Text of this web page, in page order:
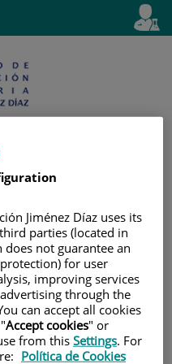
activo
es
Jiménez Díaz uses its
parties (located in
not guarantee an
for user
improving services
through the
can accept all cookies
Accept cookies" or
from thisSettings. For
Política de Cookies